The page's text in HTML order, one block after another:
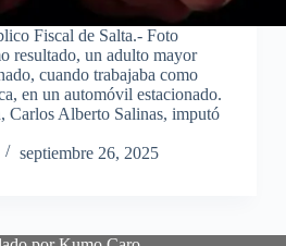
Fiscal de Salta.- Foto
resultado, un adulto mayor
cuando trabajaba como
en un automóvil estacionado.
Carlos Alberto Salinas, imputó
septiembre 26, 2025